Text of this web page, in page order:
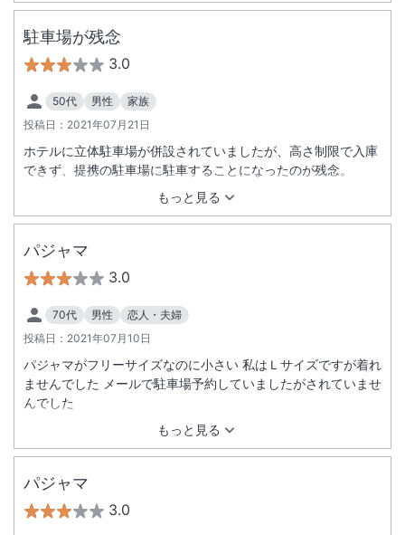
駐車場が残念
3.0
50代 男性
家族
投稿日： 2021年07月21日
もっと見る
ホテルに立体駐車場が併設されていましたが、高さ制限で入庫
できず、提携の駐車場に駐車することになったのが残念。
パジャマ
3.0
70代 男性
恋人・夫婦
投稿日： 2021年07月10日
もっと見る
パジャマがフリーサイズなのに小さい 私はＬサイズですが着れ
ませんでした メールで駐車場予約していましたがされていませ
んでした
パジャマ
3.0